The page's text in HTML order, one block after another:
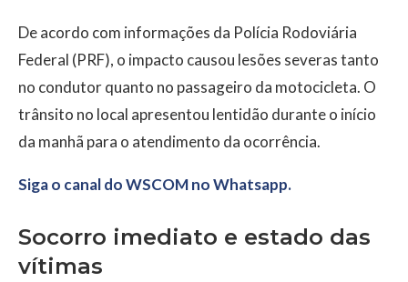
De acordo com informações da Polícia Rodoviária
Federal (PRF), o impacto causou lesões severas tanto
no condutor quanto no passageiro da motocicleta. O
trânsito no local apresentou lentidão durante o início
da manhã para o atendimento da ocorrência.
Siga o canal do WSCOM no Whatsapp.
Socorro imediato e estado das
vítimas